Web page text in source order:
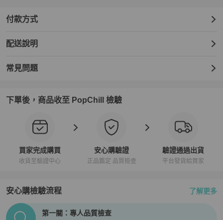
付款方式
配送說明
常見問題
下單後，商品收至 PopChill 檢驗
買家完成購買
收貨至驗證中心
安心購驗證
正品鑑定 品質檢查
驗證通過出貨
平台發貨給買家
安心購檢驗流程 了解更多
PopChill拍拍圈正品驗證、安心購檢驗流程介紹
第一關：專人品質檢查